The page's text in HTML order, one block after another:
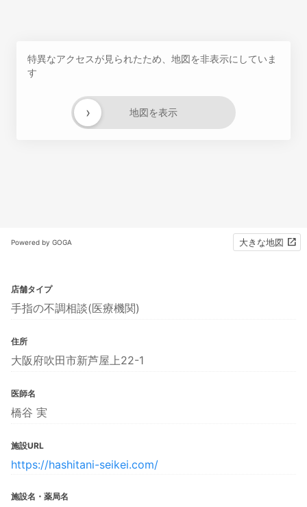
特異なアクセスが見られたため、地図を非表示にしていま
す
地図を表示
›
Powered by GOGA 大きな地図
店舗タイプ
手指の不調相談(医療機関)
住所
大阪府吹田市新芦屋上22-1
医師名
橋谷 実
施設URL
https://hashitani-seikei.com/
施設名・薬局名